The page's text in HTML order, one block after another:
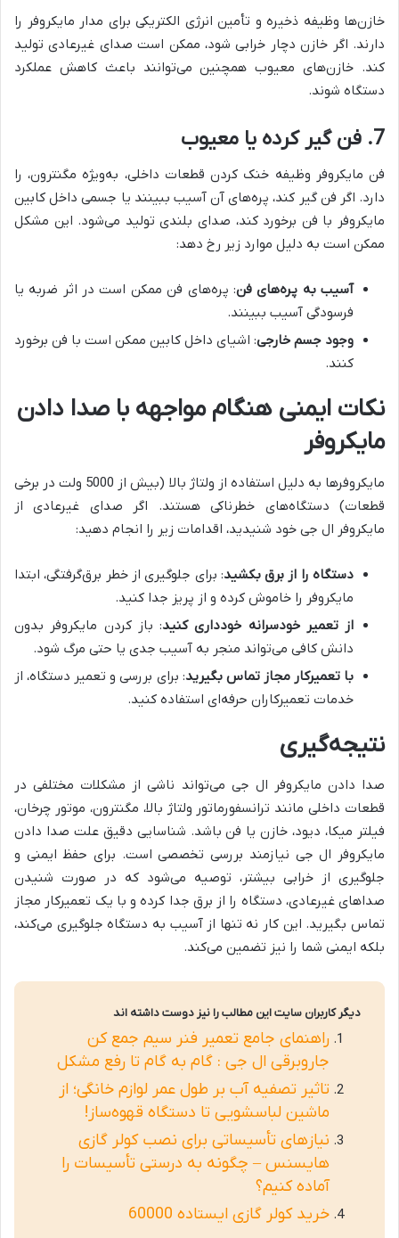
خازن‌ها وظیفه ذخیره و تأمین انرژی الکتریکی برای مدار مایکروفر را
دارند. اگر خازن دچار خرابی شود، ممکن است صدای غیرعادی تولید
کند. خازن‌های معیوب همچنین می‌توانند باعث کاهش عملکرد
دستگاه شوند.
7. فن گیر کرده یا معیوب
فن مایکروفر وظیفه خنک کردن قطعات داخلی، به‌ویژه مگنترون، را
دارد. اگر فن گیر کند، پره‌های آن آسیب ببینند یا جسمی داخل کابین
مایکروفر با فن برخورد کند، صدای بلندی تولید می‌شود. این مشکل
ممکن است به دلیل موارد زیر رخ دهد:
آسیب به پره‌های فن: پره‌های فن ممکن است در اثر ضربه یا
فرسودگی آسیب ببینند.
وجود جسم خارجی: اشیای داخل کابین ممکن است با فن برخورد
کنند.
نکات ایمنی هنگام مواجهه با صدا دادن
مایکروفر
مایکروفرها به دلیل استفاده از ولتاژ بالا (بیش از 5000 ولت در برخی
قطعات) دستگاه‌های خطرناکی هستند. اگر صدای غیرعادی از
مایکروفر ال جی خود شنیدید، اقدامات زیر را انجام دهید:
دستگاه را از برق بکشید: برای جلوگیری از خطر برق‌گرفتگی، ابتدا
مایکروفر را خاموش کرده و از پریز جدا کنید.
از تعمیر خودسرانه خودداری کنید: باز کردن مایکروفر بدون
دانش کافی می‌تواند منجر به آسیب جدی یا حتی مرگ شود.
با تعمیرکار مجاز تماس بگیرید: برای بررسی و تعمیر دستگاه، از
خدمات تعمیرکاران حرفه‌ای استفاده کنید.
نتیجه‌گیری
صدا دادن مایکروفر ال جی می‌تواند ناشی از مشکلات مختلفی در
قطعات داخلی مانند ترانسفورماتور ولتاژ بالا، مگنترون، موتور چرخان،
فیلتر میکا، دیود، خازن یا فن باشد. شناسایی دقیق علت صدا دادن
مایکروفر ال جی نیازمند بررسی تخصصی است. برای حفظ ایمنی و
جلوگیری از خرابی بیشتر، توصیه می‌شود که در صورت شنیدن
صداهای غیرعادی، دستگاه را از برق جدا کرده و با یک تعمیرکار مجاز
تماس بگیرید. این کار نه تنها از آسیب به دستگاه جلوگیری می‌کند،
بلکه ایمنی شما را نیز تضمین می‌کند.
دیگر کاربران سایت این مطالب را نیز دوست داشته اند
راهنمای جامع تعمیر فنر سیم جمع کن
جاروبرقی ال جی : گام به گام تا رفع مشکل
تاثیر تصفیه آب بر طول عمر لوازم خانگی؛ از
ماشین لباسشویی تا دستگاه قهوه‌ساز!
نیازهای تأسیساتی برای نصب کولر گازی
هایسنس – چگونه به درستی تأسیسات را
آماده کنیم؟
خرید کولر گازی ایستاده 60000